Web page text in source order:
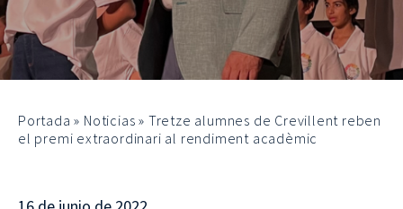
Portada » Noticias » Tretze alumnes de Crevillent reben
el premi extraordinari al rendiment acadèmic